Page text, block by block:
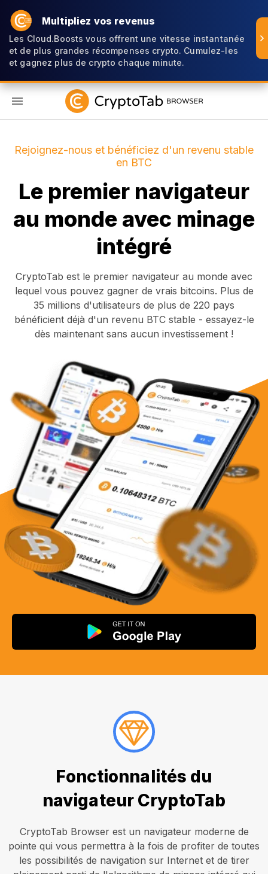
Multipliez vos revenus
Les Cloud.Boosts vous offrent une vitesse instantanée
et de plus grandes récompenses crypto. Cumulez-les
et gagnez plus de crypto chaque minute.
Rejoignez-nous et bénéficiez d'un revenu stable
en BTC
Le premier navigateur
au monde avec minage
intégré
CryptoTab est le premier navigateur au monde avec
lequel vous pouvez gagner de vrais bitcoins. Plus de
35 millions d'utilisateurs de plus de 220 pays
bénéficient déjà d'un revenu BTC stable - essayez-le
dès maintenant sans aucun investissement !
Fonctionnalités du
navigateur CryptoTab
CryptoTab Browser est un navigateur moderne de
pointe qui vous permettra à la fois de profiter de toutes
les possibilités de navigation sur Internet et de tirer